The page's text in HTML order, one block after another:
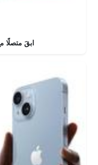
ابقَ متصلًا